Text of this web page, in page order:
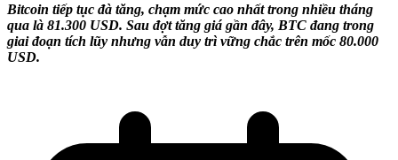
Bitcoin tiếp tục đà tăng, chạm mức cao nhất trong nhiều tháng
qua là 81.300 USD. Sau đợt tăng giá gần đây, BTC đang trong
giai đoạn tích lũy nhưng vẫn duy trì vững chắc trên mốc 80.000
USD.